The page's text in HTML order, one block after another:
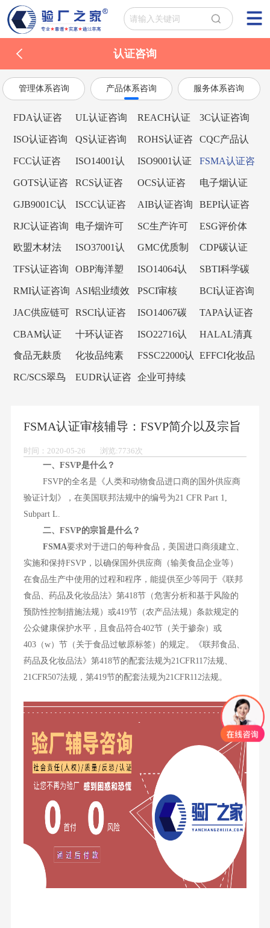
认证咨询
管理体系咨询 产品体系咨询 服务体系咨询
FDA认证咨
询
UL认证咨询
REACH认证
咨询
3C认证咨询
ISO认证咨询 QS认证咨询
ROHS认证咨
询
CQC产品认
证咨询
FCC认证咨
询
ISO14001认
证咨询
ISO9001认证
咨询
FSMA认证咨
询
GOTS认证咨
询
RCS认证咨
询
OCS认证咨
询
电子烟认证
咨询
GJB9001C认
证咨询
ISCC认证咨
询
AIB认证咨询
BEPI认证咨
询
RJC认证咨询
电子烟许可
证咨询
SC生产许可
证
ESG评价体
系
欧盟木材法
规EUTR认证
咨询
ISO37001认
证咨询
GMC优质制
造商认证咨
CDP碳认证
咨询
TFS认证咨询
OBP海洋塑
料认证咨询
ISO14064认
证咨询
SBTI科学碳
目标倡议
RMI认证咨询
ASI铝业绩效
标准认证咨
询
PSCI审核 BCI认证咨询
JAC供应链可
持续审核
RSCI认证咨
询
ISO14067碳
足迹
TAPA认证咨
询
CBAM认证
咨询
十环认证咨
询
ISO22716认
证咨询
HALAL清真
认证咨询
食品无麸质
认证咨询
化妆品纯素
认证咨询
FSSC22000认
证咨询
EFFCI化妆品
RC/SCS翠鸟
EUDR认证咨
企业可持续
FSMA认证审核辅导：FSVP简介以及宗旨
时间：2020-05-26 浏览:7736次
一、FSVP是什么？
FSVP的全名是《人类和动物食品进口商的国外供应商
验证计划》，在美国联邦法规中的编号为21 CFR Part 1,
Subpart L.
二、FSVP的宗旨是什么？
FSMA要求对于进口的每种食品，美国进口商须建立、
实施和保持FSVP，以确保国外供应商（输美食品企业等）
在食品生产中使用的过程和程序，能提供至少等同于《联邦
食品、药品及化妆品法》第418节（危害分析和基于风险的
预防性控制措施法规）或419节（农产品法规）条款规定的
公众健康保护水平，且食品符合402节（关于掺杂）或
403（w）节（关于食品过敏原标签）的规定。《联邦食品、
药品及化妆品法》第418节的配套法规为21CFR117法规、
21CFR507法规，第419节的配套法规为21CFR112法规。